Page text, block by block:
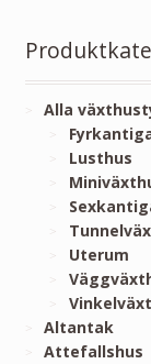
Alla
Lusthus
Uterum
Altantak
Attefallshus